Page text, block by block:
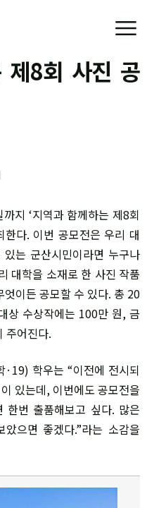
제8회 사진 공
지 ‘지역과 함께하는 제8회
한다. 이번 공모전은 우리 대
는 군산시민이라면 누구나
대학을 소재로 한 사진 작품
이든 공모할 수 있다. 총 20
상 수상작에는 100만 원, 금
주어진다.
학우는 “이전에 전시되
있는데, 이번에도 공모전을
한번 출품해보고 싶다. 많은
으면 좋겠다.”라는 소감을